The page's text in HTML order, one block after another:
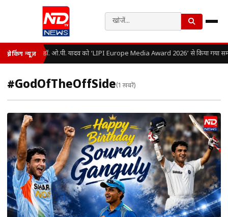
ब्रेकिंग न्यूज़ डॉ. ओ.पी. यादव को ‘LIPI Europe Media Award 2026’ से किया गया
#GodOfTheOffSide(1 खबरें)